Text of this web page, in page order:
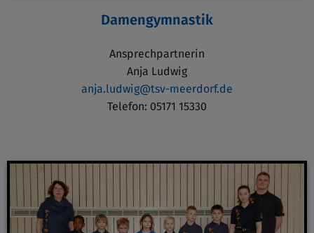
Damengymnastik
Ansprechpartnerin
Anja Ludwig
anja.ludwig@tsv-meerdorf.de
Telefon: 05171 15330